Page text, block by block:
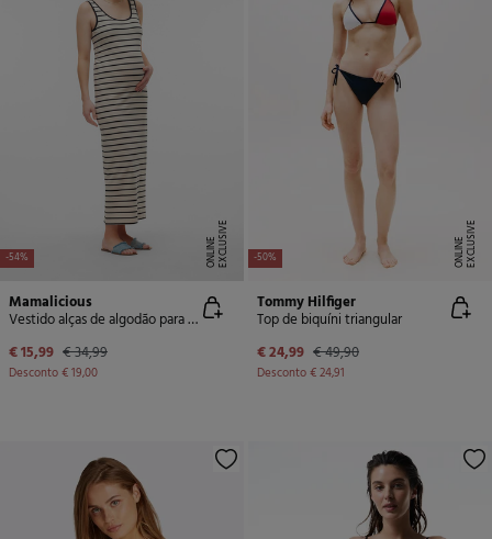
-54% E
X
C
L
U
SI
V
E
O
N
LI
N
E
Mamalicious
Vestido alças de algodão para maternity
€ 15,99 € 34,99
Desconto€ 19,00
-50% E
X
C
L
U
SI
V
E
O
N
LI
N
E
Tommy Hilfiger
Top de biquíni triangular
€ 24,99 € 49,90
Desconto€ 24,91